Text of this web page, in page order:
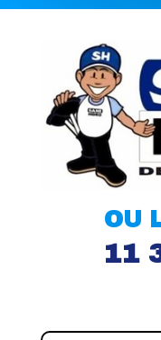
OU
11